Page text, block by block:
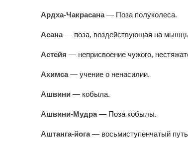
Ардха-Чакрасана— Поза полуколеса.
Асана— поза, воздействующая на
Астейя — неприсвоение чужого,
Ахимса— учение о ненасилии.
Ашвини — кобыла.
Ашвини-Мудра— Поза кобылы.
Аштанга-йога— восьмиступенчатый путь